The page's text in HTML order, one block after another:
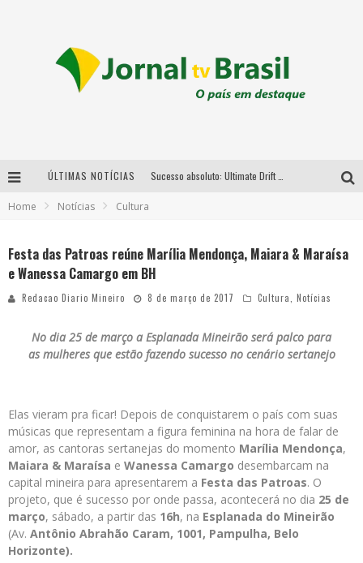
ÚLTIMAS NOTÍCIAS
Home Notícias Cultura
Festa das Patroas reúne Marília Mendonça, Maiara & Maraísa
e Wanessa Camargo em BH
Redacao Diario Mineiro 8 de março de 2017 Cultura Notícias
No dia 25 de março a Esplanada Mineirão será palco para
as mulheres que estão fazendo sucesso no cenário sertanejo
Elas vieram pra ficar! Depois de conquistarem o país com suas
músicas que representam a figura feminina na hora de falar de
amor, as cantoras sertanejas do momento Marília Mendonça,
Maiara & Maraísa e Wanessa Camargo desembarcam na
capital mineira para apresentarem a Festa das Patroas. O
projeto, que é sucesso por onde passa, acontecerá no dia 25 de
março, sábado, a partir das 16h, na Esplanada do Mineirão
(Av. Antônio Abrahão Caram, 1001, Pampulha, Belo
Horizonte).